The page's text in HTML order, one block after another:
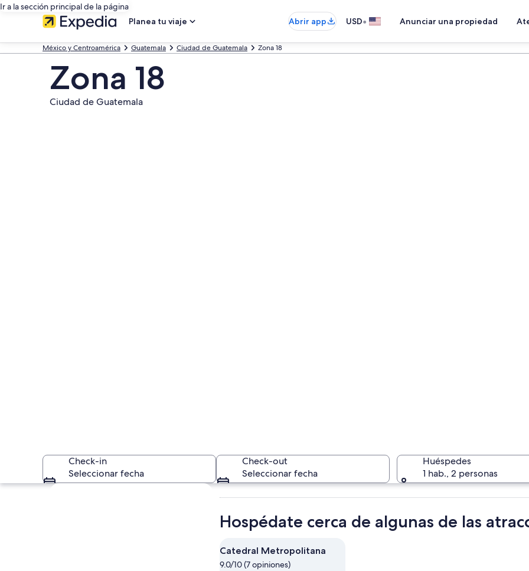
Ir a la sección principal de la página
Planea tu viaje
Abrir app USD• Anunciar una propiedad
México y Centroamérica Guatemala Ciudad de Guatemala Zona 18
Zona 18
Ciudad de Guatemala
Check-in
Seleccionar fecha
Check-out
Seleccionar fecha
Huéspedes
1 hab., 2 personas
Explorar mapa
Hospédate cerca de algunas de las
Catedral Metropolitana
9.0/10 (7 opiniones)